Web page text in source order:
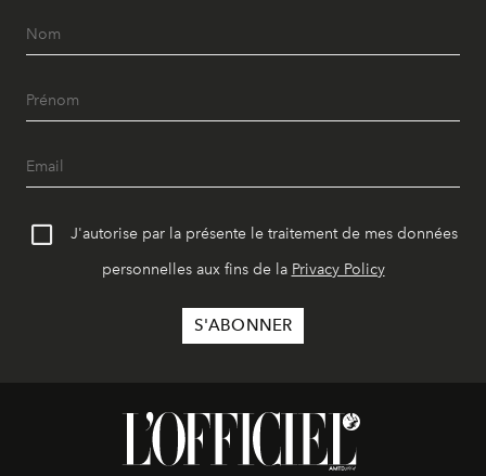
J'autorise par la présente le traitement de mes données
personnelles aux fins de la Privacy Policy